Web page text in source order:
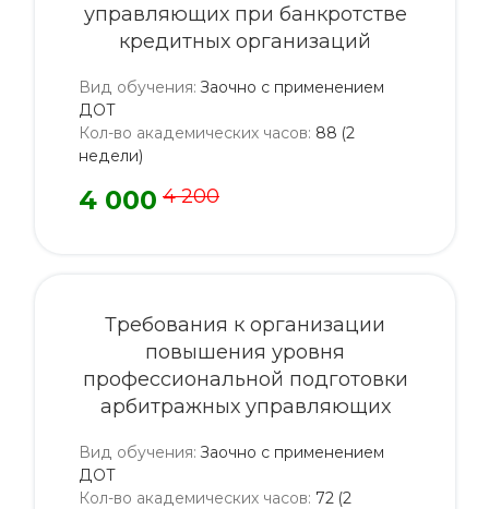
управляющих при банкротстве
кредитных организаций
Вид обучения: Заочно с применением
ДОТ
Кол-во академических часов: 88 (2
недели)
4 000 4 200
Требования к организации
повышения уровня
профессиональной подготовки
арбитражных управляющих
Вид обучения: Заочно с применением
ДОТ
Кол-во академических часов: 72 (2